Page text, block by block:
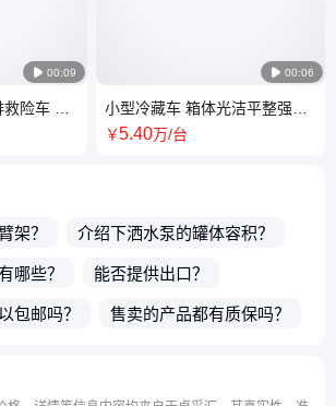
 00:09
险车 抗
急电源
 00:06
小型冷藏车 箱体光洁平整强度
高 打冷车 运输冷冻生鲜猪肉 新
￥5.40万/台
架？ 介绍下洒水泵的罐体容积？
哪些？ 能否提供出口？
包邮吗？ 售卖的产品都有质保吗？